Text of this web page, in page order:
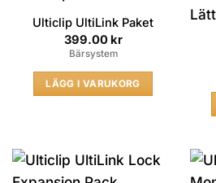
Ulticlip UltiLink Paket
399.00 kr
Bärsystem
LÄGG I VARUKORG